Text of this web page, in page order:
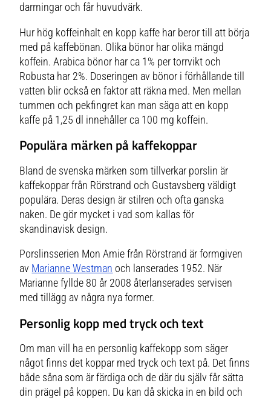
darrningar och får huvudvärk.
Hur hög koffeinhalt en kopp kaffe har beror till att börja
med på kaffebönan. Olika bönor har olika mängd
koffein. Arabica bönor har ca 1% per torrvikt och
Robusta har 2%. Doseringen av bönor i förhållande till
vatten blir också en faktor att räkna med. Men mellan
tummen och pekfingret kan man säga att en kopp
kaffe på 1,25 dl innehåller ca 100 mg koffein.
Populära märken på kaffekoppar
Bland de svenska märken som tillverkar porslin är
kaffekoppar från Rörstrand och Gustavsberg väldigt
populära. Deras design är stilren och ofta ganska
naken. De gör mycket i vad som kallas för
skandinavisk design.
Porslinsserien Mon Amie från Rörstrand är formgiven
av Marianne Westman och lanserades 1952. När
Marianne fyllde 80 år 2008 återlanserades servisen
med tillägg av några nya former.
Personlig kopp med tryck och text
Om man vill ha en personlig kaffekopp som säger
något finns det koppar med tryck och text på. Det finns
både såna som är färdiga och de där du själv får sätta
din prägel på koppen. Du kan då skicka in en bild och